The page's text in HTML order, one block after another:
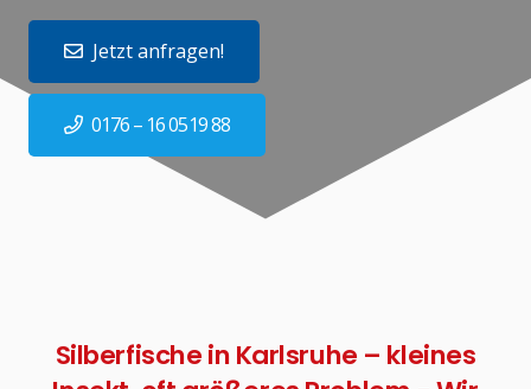
Jetzt anfragen!
0176 – 16 0519 88
Silberfische in Karlsruhe – kleines